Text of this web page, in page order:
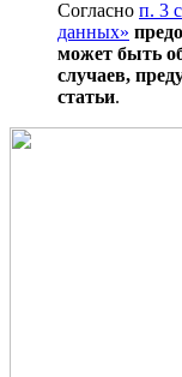
Согласно п. 3
данных»
может быть
случаев,
статьи.